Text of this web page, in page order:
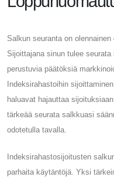
Salkun seuranta on
Sijoittajana sinun tulee
perustuvia päätöksiä
Indeksirahastoihin
haluavat hajauttaa
tärkeää seurata salkkuasi
odotetulla tavalla.
Indeksirahastosijoitusten
parhaita käytäntöjä. Yksi